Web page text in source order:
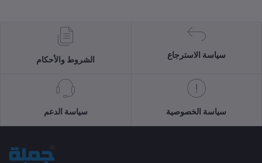
الشروط والأحكام
سياسة الاسترجاع
سياسة الدعم سياسة الخصوصية